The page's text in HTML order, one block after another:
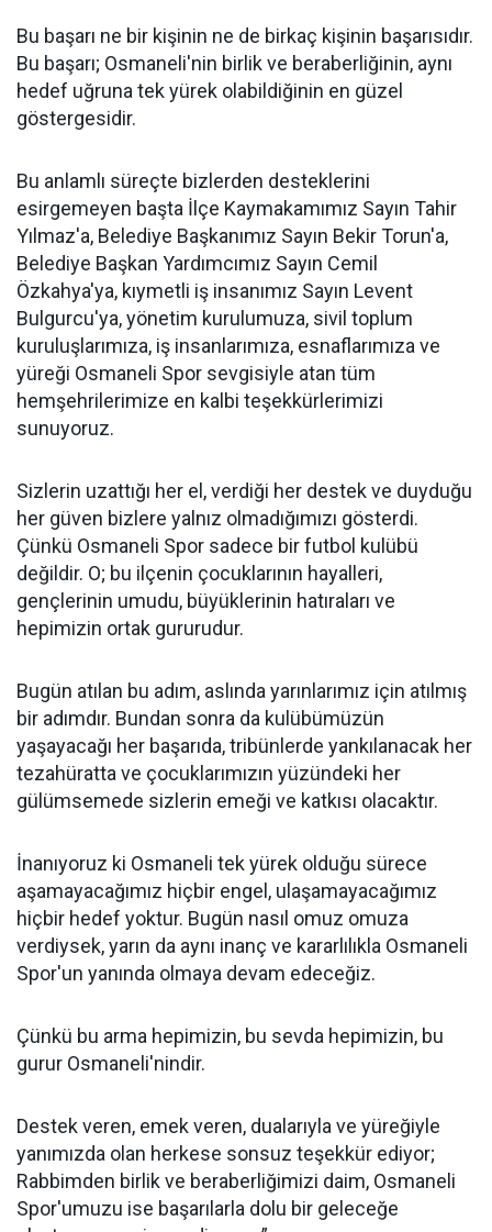
Bu başarı ne bir kişinin ne de birkaç kişinin başarısıdır.
Bu başarı; Osmaneli'nin birlik ve beraberliğinin, aynı
hedef uğruna tek yürek olabildiğinin en güzel
göstergesidir.
Bu anlamlı süreçte bizlerden desteklerini
esirgemeyen başta İlçe Kaymakamımız Sayın Tahir
Yılmaz'a, Belediye Başkanımız Sayın Bekir Torun'a,
Belediye Başkan Yardımcımız Sayın Cemil
Özkahya'ya, kıymetli iş insanımız Sayın Levent
Bulgurcu'ya, yönetim kurulumuza, sivil toplum
kuruluşlarımıza, iş insanlarımıza, esnaflarımıza ve
yüreği Osmaneli Spor sevgisiyle atan tüm
hemşehrilerimize en kalbi teşekkürlerimizi
sunuyoruz.
Sizlerin uzattığı her el, verdiği her destek ve duyduğu
her güven bizlere yalnız olmadığımızı gösterdi.
Çünkü Osmaneli Spor sadece bir futbol kulübü
değildir. O; bu ilçenin çocuklarının hayalleri,
gençlerinin umudu, büyüklerinin hatıraları ve
hepimizin ortak gururudur.
Bugün atılan bu adım, aslında yarınlarımız için atılmış
bir adımdır. Bundan sonra da kulübümüzün
yaşayacağı her başarıda, tribünlerde yankılanacak her
tezahüratta ve çocuklarımızın yüzündeki her
gülümsemede sizlerin emeği ve katkısı olacaktır.
İnanıyoruz ki Osmaneli tek yürek olduğu sürece
aşamayacağımız hiçbir engel, ulaşamayacağımız
hiçbir hedef yoktur. Bugün nasıl omuz omuza
verdiysek, yarın da aynı inanç ve kararlılıkla Osmaneli
Spor'un yanında olmaya devam edeceğiz.
Çünkü bu arma hepimizin, bu sevda hepimizin, bu
gurur Osmaneli'nindir.
Destek veren, emek veren, dualarıyla ve yüreğiyle
yanımızda olan herkese sonsuz teşekkür ediyor;
Rabbimden birlik ve beraberliğimizi daim, Osmaneli
Spor'umuzu ise başarılarla dolu bir geleceğe